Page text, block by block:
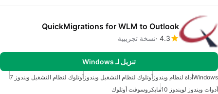
QuickMigrations for WLM to Outlook
4.3 نسخة تجريبية
تنزيل لـ Windows
Windowsأداة لنظام ويندوز أوتلوك لنظام التشغيل ويندوز أوتلوك لنظام التشغيل ويندوز 7
أدوات ويندوز لويندوز 10
مايكروسوفت أوتلوك